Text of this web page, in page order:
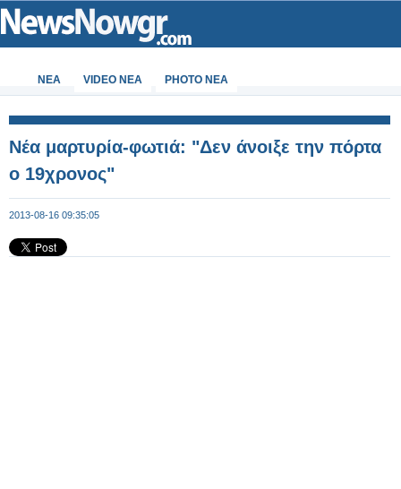
ΝΕΑ VIDEO NEA PHOTO NEA
Νέα μαρτυρία-φωτιά: "Δεν άνοιξε την πόρτα
ο 19χρονος"
2013-08-16 09:35:05